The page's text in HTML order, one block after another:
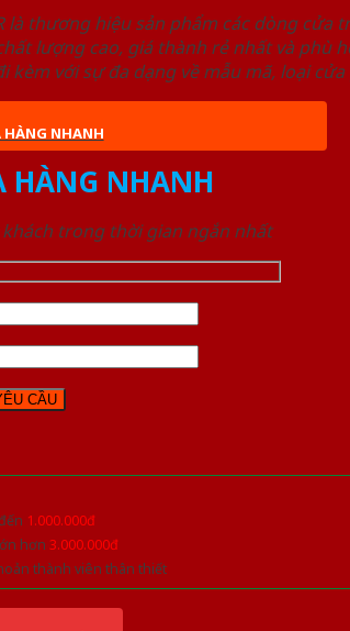
là thương hiệu sản phẩm các dòng
lượng cao, giá thành rẻ nhất và phù
kèm với sự đa dạng về mẫu mã, loại
HÀNG NHANH
HÀNG NHANH
trong thời gian ngắn nhất
1.000.000đ
hơn 3.000.000đ
thành viên thân thiết